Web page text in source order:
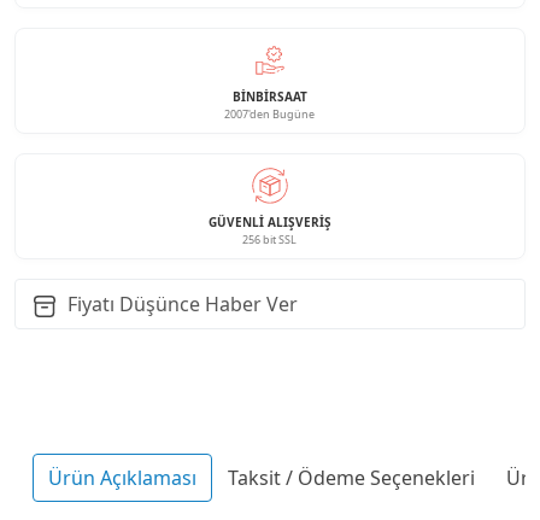
BINBIRSAAT
2007'den Bugüne
GÜVENLI ALIŞVERIŞ
256 bit SSL
Fiyatı Düşünce Haber Ver
Ürün Açıklaması Taksit / Ödeme Seçenekleri